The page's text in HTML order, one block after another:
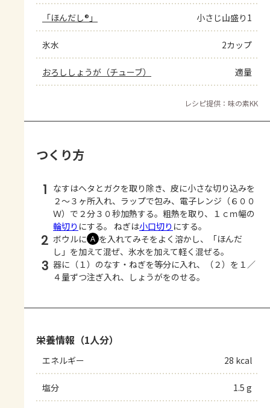
「ほんだし®」 小さじ山盛り1
氷水 2カップ
おろししょうが（チューブ） 適量
レシピ提供：味の素KK
つくり方
1 なすはヘタとガクを取り除き、皮に小さな切り込みを
２～３ヶ所入れ、ラップで包み、電子レンジ（６００
Ｗ）で２分３０秒加熱する。粗熱を取り、１ｃｍ幅の
輪切り にする。 ねぎは小口切り にする。
2 ボウルに Ａ を入れてみそをよく溶かし、「ほんだ
し」を加えて混ぜ、氷水を加えて軽く混ぜる。
3 器に（１）のなす・ねぎを等分に入れ、（２）を１／
４量ずつ注ぎ入れ、しょうがをのせる。
栄養情報（1人分）
エネルギー 28 kcal
塩分 1.5 g